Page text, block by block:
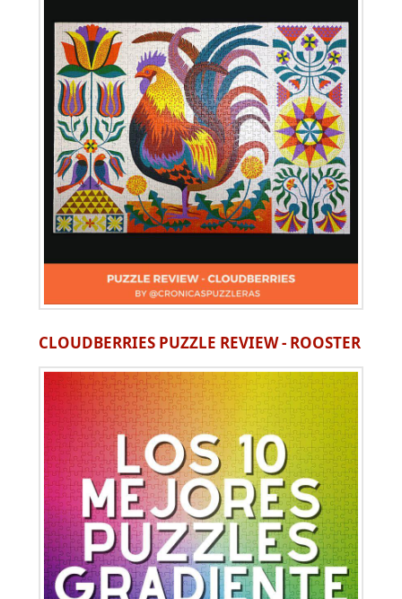
CLOUDBERRIES PUZZLE REVIEW - ROOSTER